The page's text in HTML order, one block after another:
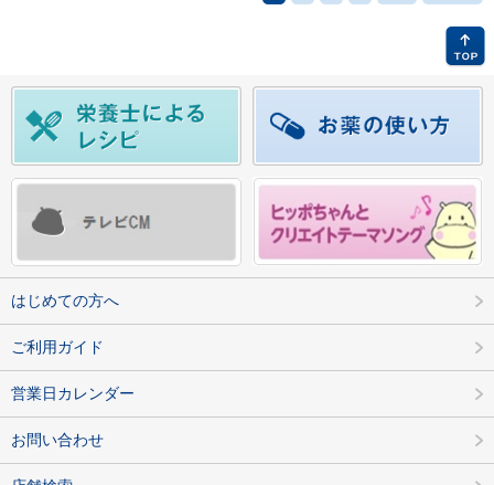
はじめての方へ
ご利用ガイド
営業日カレンダー
お問い合わせ